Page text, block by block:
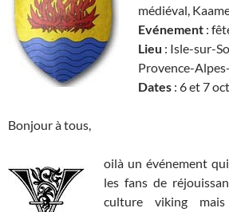
médiéval,
Evénement :
Lieu : Isle-sur-
Provence-
Dates : 6 et 7
Bonjour à tous,
oilà un événement
les fans de
culture viking